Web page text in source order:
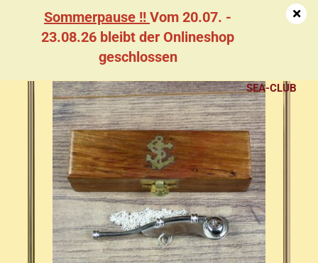
Sommerpause !! Vom 20.07. -
23.08.26 bleibt der Onlineshop
geschlossen
Boots­manns­pfei­fe, ver­sil­bert
SEA-CLUB